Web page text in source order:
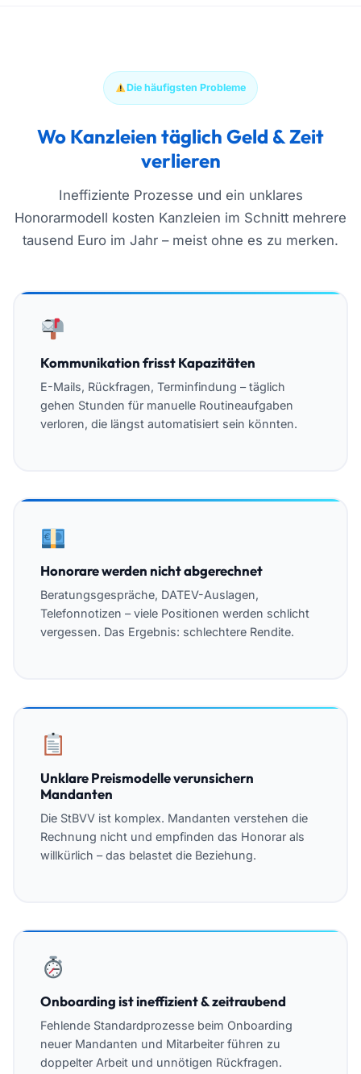
Die häufigsten Probleme
Wo Kanzleien täglich Geld & Zeit
verlieren
Ineffiziente Prozesse und ein unklares
Honorarmodell kosten Kanzleien im Schnitt mehrere
tausend Euro im Jahr – meist ohne es zu merken.
Kommunikation frisst Kapazitäten
E-Mails, Rückfragen, Terminfindung – täglich
gehen Stunden für manuelle Routineaufgaben
verloren, die längst automatisiert sein könnten.
Honorare werden nicht abgerechnet
Beratungsgespräche, DATEV-Auslagen,
Telefonnotizen – viele Positionen werden schlicht
vergessen. Das Ergebnis: schlechtere Rendite.
Unklare Preismodelle verunsichern
Mandanten
Die StBVV ist komplex. Mandanten verstehen die
Rechnung nicht und empfinden das Honorar als
willkürlich – das belastet die Beziehung.
Onboarding ist ineffizient & zeitraubend
Fehlende Standardprozesse beim Onboarding
neuer Mandanten und Mitarbeiter führen zu
doppelter Arbeit und unnötigen Rückfragen.